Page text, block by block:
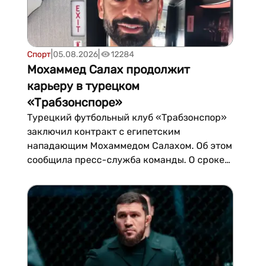
Спорт| 05.08.2026| 12284
Мохаммед Салах продолжит
карьеру в турецком
«Трабзонспоре»
Турецкий футбольный клуб «Трабзонспор»
заключил контракт с египетским
нападающим Мохаммедом Салахом. Об этом
сообщила пресс-служба команды. О сроке
информации журналиста Ягиза Сабунчоглу,
контракт с Салахом рассчитан на два
года.Салаху 34 года, с лета...